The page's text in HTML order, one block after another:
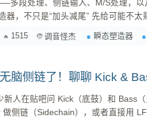
多段处理、侧链输入、M/S处理，以
” 先给可能不太熟悉瞬态塑造器的朋友们简单过一下。这玩意
他的拨弦、人声的爆破音等等。通过
1515 调音怪杰 瞬态塑造器
脑侧链了！聊聊 Kick &
新人在贴吧问 Kick（底鼓）和 Bass
侧链（Sidechain），或者直接用